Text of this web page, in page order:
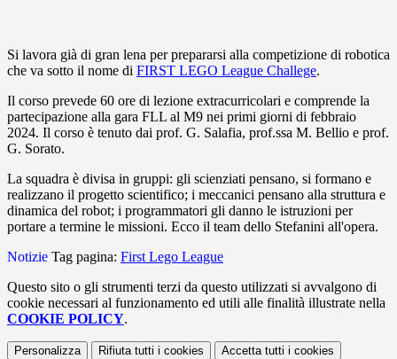
Si lavora già di gran lena per prepararsi alla competizione di robotica
che va sotto il nome di FIRST LEGO League Challege.
Il corso prevede 60 ore di lezione extracurricolari e comprende la
partecipazione alla gara FLL al M9 nei primi giorni di febbraio
2024. Il corso è tenuto dai prof. G. Salafia, prof.ssa M. Bellio e prof.
G. Sorato.
La squadra è divisa in gruppi: gli scienziati pensano, si formano e
realizzano il progetto scientifico; i meccanici pensano alla struttura e
dinamica del robot; i programmatori gli danno le istruzioni per
portare a termine le missioni. Ecco il team dello Stefanini all'opera.
Notizie Tag pagina: First Lego League
Questo sito o gli strumenti terzi da questo utilizzati si avvalgono di
cookie necessari al funzionamento ed utili alle finalità illustrate nella
COOKIE POLICY.
Personalizza Rifiuta tutti i cookies Accetta tutti i cookies